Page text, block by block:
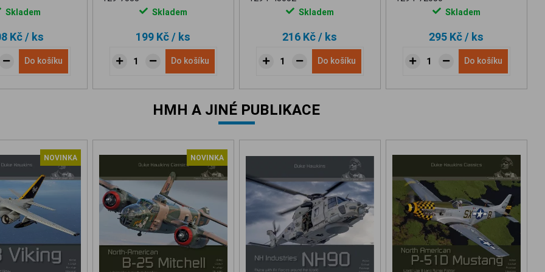
Skladem
Kč/ ks
Do košíku
Skladem
199 Kč/ ks
Do košíku
Skladem
216 Kč/ ks
Do košíku
Skladem
295 Kč/ ks
Do košíku
HMH A JINÉ PUBLIKACE
NOVINKA NOVINKA